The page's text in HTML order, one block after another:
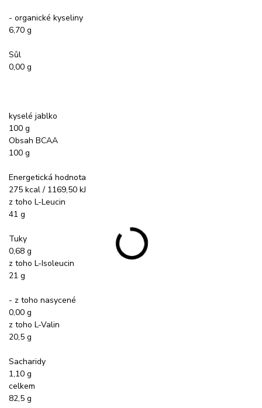
- organické kyseliny
6,70 g
Sůl
0,00 g
kyselé jablko
100 g
Obsah BCAA
100 g
Energetická hodnota
275 kcal / 1169,50 kJ
z toho L-Leucin
41 g
Tuky
0,68 g
z toho L-Isoleucin
21 g
- z toho nasycené
0,00 g
z toho L-Valin
20,5 g
Sacharidy
1,10 g
celkem
82,5 g